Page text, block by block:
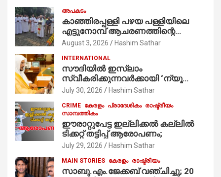
അപകടം
കാഞ്ഞിരപ്പള്ളി പഴയ പള്ളിയിലെ
എട്ടുനോമ്പ് ആചരണത്തിന്റെ
ഭാഗമായുള്ള പന്തലിന്റെ കാൽനാട്ട്
കുര്യൻ താമരശ്ശേരി
നിർവഹിക്കുന്നു.
August 3, 2026 Hashim Sathar
INTERNATIONAL
സൗദിയില്‍ ഇസ്‌ലാം
സ്വീകരിക്കുന്നവര്‍ക്കായി ‘ന്യൂ
മുസ്ലിം’ ഡിജിറ്റല്‍ കാര്‍ഡ് സേവനം
July 30, 2026 Hashim Sathar
CRIME കേരളം പ്രാദേശികം രാഷ്ട്രീയം
സാമ്പത്തികം
ഈരാറ്റുപേട്ട ഇല്ലിക്കൽ കല്ലിൽ
ടിക്കറ്റ് തട്ടിപ്പ് ആരോപണം;
July 29, 2026 Hashim Sathar
MAIN STORIES കേരളം രാഷ്ട്രീയം
സാബു.എം.ജേക്കബ് വഞ്ചിച്ചു; 20